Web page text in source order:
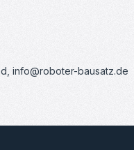
info@roboter-bausatz.de